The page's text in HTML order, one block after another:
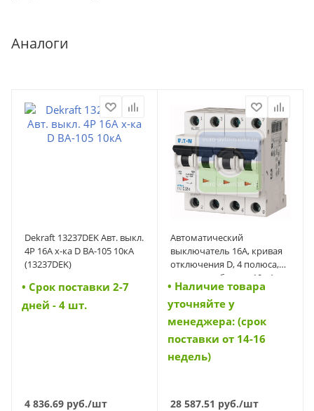
Аналоги
Dekraft 13237DEK Авт. выкл.
4P 16A х-ка D ВА-105 10кА
(13237DEK)
• Cрок поставки 2-7
дней - 4 шт.
4 836.69 руб./шт
Автоматический
выключатель 16А, кривая
отключения D, 4 полюса,
откл. способность 10 кА
(FAZ-D16/4) (279084)
• Наличие товара
уточняйте у
менеджера: (срок
поставки от 14-16
недель)
28 587.51 руб./шт